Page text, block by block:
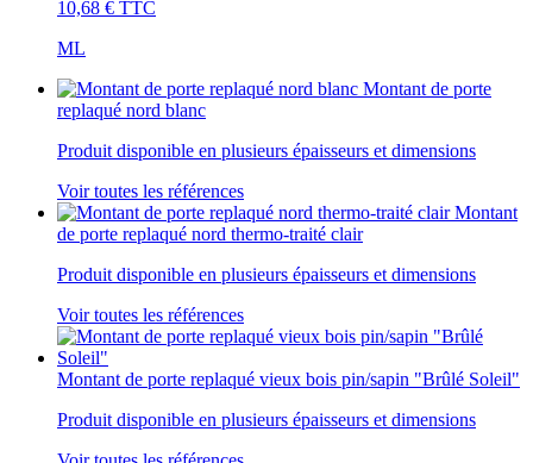
10,68 € TTC
ML
Montant de porte
replaqué nord blanc
Produit disponible en plusieurs épaisseurs et dimensions
Voir toutes les références
Montant
de porte replaqué nord thermo-traité clair
Produit disponible en plusieurs épaisseurs et dimensions
Voir toutes les références
Montant de porte replaqué vieux bois pin/sapin "Brûlé Soleil"
Produit disponible en plusieurs épaisseurs et dimensions